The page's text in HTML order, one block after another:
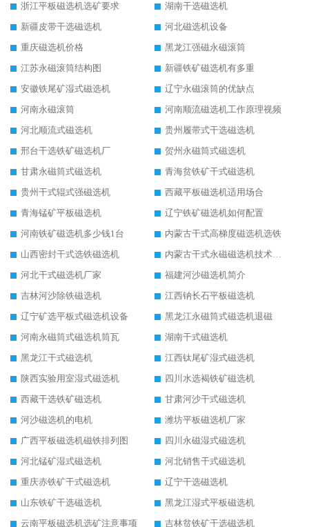
浙江平板磁选机选矿要求
湖南干选磁选机
新疆皮带干选磁选机
河北磁选机设备
重庆磁选机价格
黑龙江强磁永磁滚筒
江苏永磁滚筒结构图
新疆铁矿磁选机有多重
安徽铁尾矿湿式磁选机
辽宁永磁滚筒的优缺点
河南永磁滚筒
河南顺流磁选机工作原理视频
河北顺流式磁选机
贵州履带式干选磁选机
邢台干选铁矿磁选机厂
贺州永磁筒式磁选机
甘肃永磁筒式磁选机
青海贫铁矿干式磁选机
贵州干式辊式强磁选机
西藏平板磁选机适用场合
青海锰矿平板磁选机
辽宁铁矿磁选机如何配置
河南铁矿磁选机多少钱1台
内蒙古干式高梯度磁选机选铁
山西密封干式选铁磁选机
内蒙古干式永磁磁选机技术要求
河北干式磁选机厂家
福建河沙磁选机简介
吉林河沙除铁磁选机
江西钠长石平板磁选机
辽宁矿选平板式磁选机设备
黑龙江永磁筒式磁选机退磁
河南永磁筒式磁选机筒瓦
湖南干式磁选机
黑龙江干式磁选机
江西钛尾矿湿式磁选机
陕西实验用室湿式磁选机
四川水选褐铁矿磁选机
西藏干选铁矿磁选机
甘肃河沙干式磁选机
河沙磁选机的电机
潍坊平板磁选机厂家
广西平板磁选机磁铁排列图
四川永磁湿式磁选机
河北锰矿湿式磁选机
河北销售干式磁选机
重庆赤铁矿干式磁选机
辽宁干选磁选机
山东铁矿干选磁选机
黑龙江湿式平板磁选机
云南平板磁选机选矿注意事项
吉林贫铁矿干选磁选机